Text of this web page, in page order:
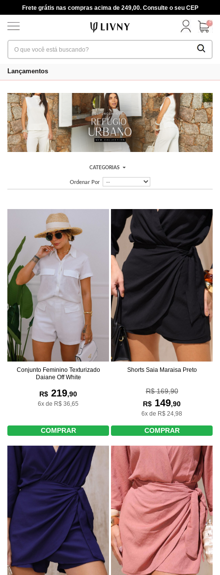
Frete grátis nas compras acima de 249,00. Consulte o seu CEP
0
Lançamentos
CATEGORIAS
Ordenar Por
Conjunto Feminino Texturizado
Daiane Off White
R$ 219,90
6x de R$ 36,65
COMPRAR
Shorts Saia Maraisa Preto
R$ 169,90
R$ 149,90
6x de R$ 24,98
COMPRAR